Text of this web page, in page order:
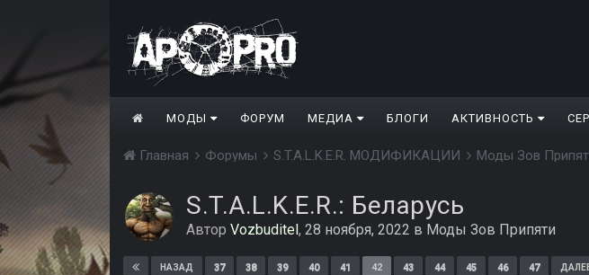
МОДЫ ФОРУМ МЕДИА БЛОГИ АКТИВНОСТЬ
Главная Форумы S.T.A.L.K.E.R. МОДИФИКАЦИИ Моды Зов
S.T.A.L.K.E.R.: Беларусь
Автор Vozbuditel, 28 ноября, 2022 в Моды Зов Припяти
НАЗАД 37 38 39 40 41 42 43 44 45 46 47